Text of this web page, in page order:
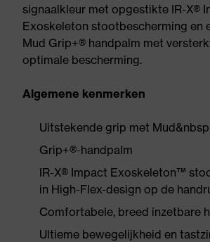
signaalkleur met opgestikte IR-X®
Exoskeleton stootbescherming en
Mud Grip+® handpalm met
optimale bescherming.
Algemene kenmerken
Uitstekende grip met Mud&nbsp
Grip+®-handpalm
IR-X® Impact Exoskeleton™
in High-Flex-design op de
Comfortabele, breed inzetbare
Ultieme bewegelijkheid en